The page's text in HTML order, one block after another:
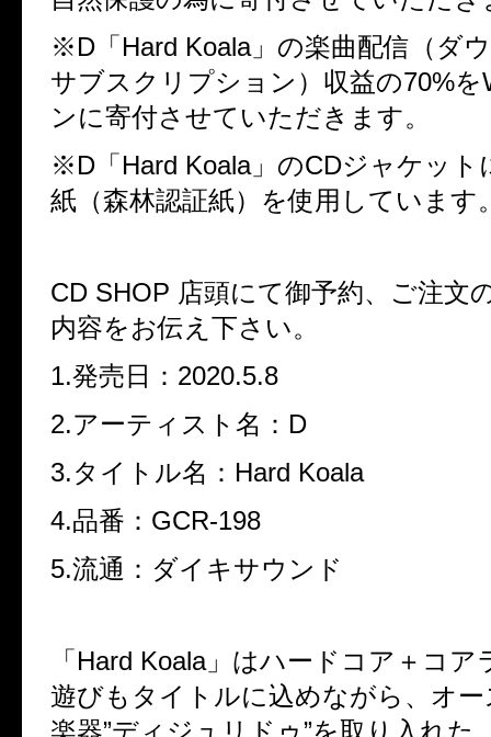
※D「Hard Koala」の楽曲配信（ダ
サブスクリプション）収益の70%を
ンに寄付させていただきます。
※D「Hard Koala」のCDジャケット
紙（森林認証紙）を使用しています
CD SHOP 店頭にて御予約、ご注文
内容をお伝え下さい。
1.発売日：2020.5.8
2.アーティスト名：D
3.タイトル名：Hard Koala
4.品番：GCR-198
5.流通：ダイキサウンド
「Hard Koala」はハードコア＋コ
遊びもタイトルに込めながら、オ